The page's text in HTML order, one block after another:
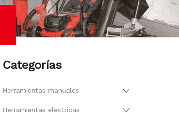
Categorías
Herramientas manuales
Herramientas eléctricas